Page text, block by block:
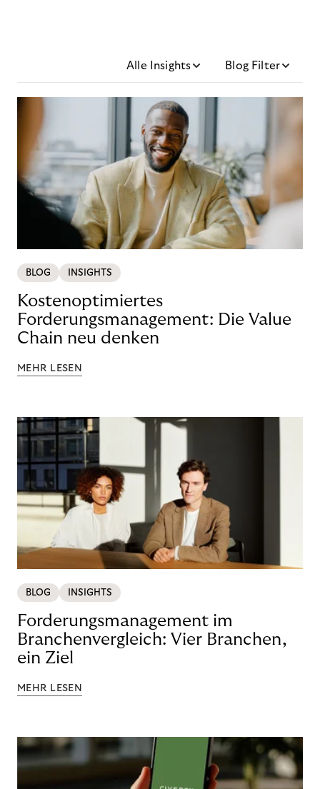
Alle Insights Blog Filter
BLOG INSIGHTS
Kostenoptimiertes
Forderungsmanagement: Die Value
Chain neu denken
MEHR LESEN
BLOG INSIGHTS
Forderungsmanagement im
Branchenvergleich: Vier Branchen,
ein Ziel
MEHR LESEN